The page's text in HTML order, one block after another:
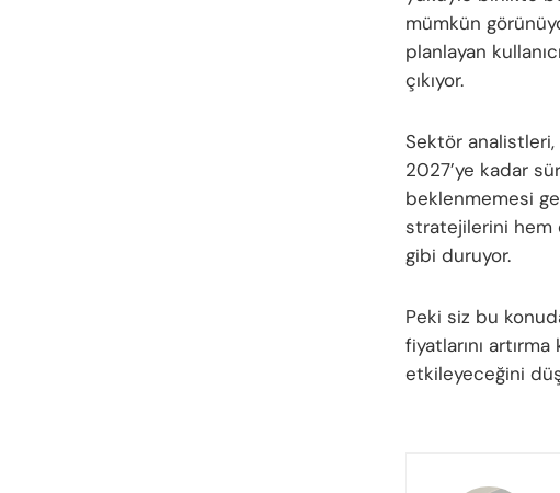
mümkün
planlayan
çıkıyor.
Sektör analistleri,
2027’ye kadar
beklenmemesi
stratejilerini hem
gibi duruyor.
Peki siz bu
fiyatlarını
etkileyeceğini